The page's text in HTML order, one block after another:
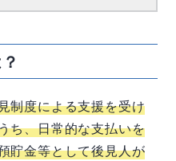
制度による支援を受け
ち、日常的な支払いを
貯金等として後見人が